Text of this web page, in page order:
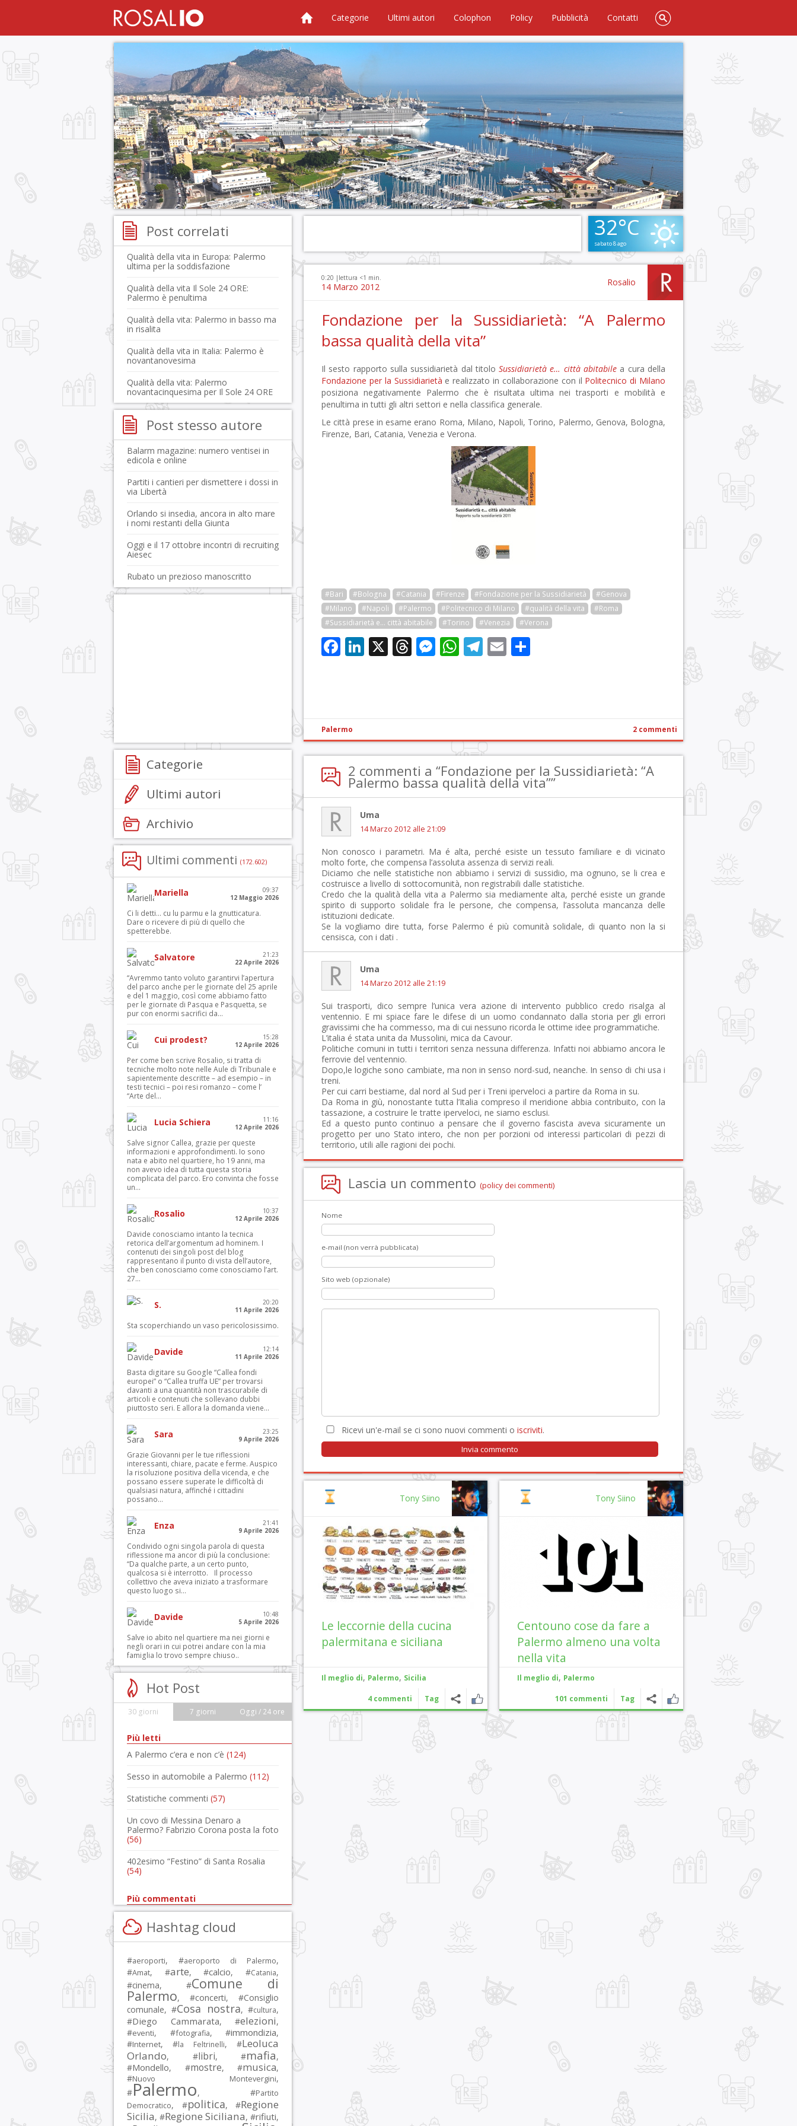
Categorie Ultimi autori Colophon Policy Pubblicità Contatti
32°C
sabato 8 ago
0:20 | lettura <1 min.
14 Marzo 2012 Rosalio
Fondazione per la Sussidiarietà: “A Palermo
bassa qualità della vita”
Il sesto rapporto sulla sussidiarietà dal titoloSussidiarietà e… città abitabile a cura della
Fondazione per la Sussidiarietà e realizzato in collaborazione con il Politecnico di Milano
posiziona negativamente Palermo che è risultata ultima nei trasporti e mobilità e
penultima in tutti gli altri settori e nella classifica generale.
Le città prese in esame erano Roma, Milano, Napoli, Torino, Palermo, Genova, Bologna,
Firenze, Bari, Catania, Venezia e Verona.
#Bari #Bologna #Catania #Firenze #Fondazione per la Sussidiarietà
#Genova
#Milano
#Napoli #Palermo #Politecnico di Milano #qualità della vita
#Roma
#Sussidiarietà e... città abitabile
#Torino #Venezia #Verona
Facebook
LinkedIn
X Threads
Messenger
WhatsApp
Telegram
Email
Palermo 2 commenti
2 commenti a “Fondazione per la Sussidiarietà: “A
Palermo bassa qualità della vita””
Uma
14 Marzo 2012 alle 21:09
Non conosco i parametri. Ma é alta, perché esiste un tessuto familiare e di vicinato
molto forte, che compensa l’assoluta assenza di servizi reali.
Diciamo che nelle statistiche non abbiamo i servizi di sussidio, ma ognuno, se li crea e
costruisce a livello di sottocomunità, non registrabili dalle statistiche.
Credo che la qualità della vita a Palermo sia mediamente alta, perché esiste un grande
spirito di supporto solidale fra le persone, che compensa, l’assoluta mancanza delle
istituzioni dedicate.
Se la vogliamo dire tutta, forse Palermo é più comunità solidale, di quanto non la si
censisca, con i dati .
Uma
14 Marzo 2012 alle 21:19
Sui trasporti, dico sempre l’unica vera azione di intervento pubblico credo risalga al
ventennio. E mi spiace fare le difese di un uomo condannato dalla storia per gli errori
gravissimi che ha commesso, ma di cui nessuno ricorda le ottime idee programmatiche.
L’italia é stata unita da Mussolini, mica da Cavour.
Politiche comuni in tutti i territori senza nessuna differenza. Infatti noi abbiamo ancora le
ferrovie del ventennio.
Dopo,le logiche sono cambiate, ma non in senso nord-sud, neanche. In senso di chi usa i
treni.
Per cui carri bestiame, dal nord al Sud per i Treni iperveloci a partire da Roma in su.
Da Roma in giù, nonostante tutta l’Italia compreso il meridione abbia contribuito, con la
tassazione, a costruire le tratte iperveloci, ne siamo esclusi.
Ed a questo punto continuo a pensare che il governo fascista aveva sicuramente un
progetto per uno Stato intero, che non per porzioni od interessi particolari di pezzi di
territorio, utili alle ragioni dei pochi.
Lascia un commento (policy dei commenti)
Nome
e-mail (non verrà pubblicata)
Sito web (opzionale)
Ricevi un'e-mail se ci sono nuovi commenti o iscriviti.
Tony Siino
Centouno cose da fare a
Palermo almeno una volta
nella vita
Il meglio di, Palermo
101 commenti Tag
Tony Siino
Le leccornie della cucina
palermitana e siciliana
Il meglio di, Palermo, Sicilia
4 commenti Tag
Post correlati
Qualità della vita in Europa: Palermo
ultima per la soddisfazione
Qualità della vita Il Sole 24 ORE:
Palermo è penultima
Qualità della vita: Palermo in basso ma
in risalita
Qualità della vita in Italia: Palermo è
novantanovesima
Qualità della vita: Palermo
novantacinquesima per Il Sole 24 ORE
Post stesso autore
Balarm magazine: numero ventisei in
edicola e online
Partiti i cantieri per dismettere i dossi in
via Libertà
Orlando si insedia, ancora in alto mare
i nomi restanti della Giunta
Oggi e il 17 ottobre incontri di recruiting
Aiesec
Rubato un prezioso manoscritto
Categorie
Ultimi autori
Archivio
Ultimi commenti (172.602)
Mariella
09:37
12 Maggio 2026
Ci li detti… cu lu parmu e la gnutticatura.
Dare o ricevere di più di quello che
spetterebbe.
Salvatore
21:23
22 Aprile 2026
“Avremmo tanto voluto garantirvi l’apertura
del parco anche per le giornate del 25 aprile
e del 1 maggio, così come abbiamo fatto
per le giornate di Pasqua e Pasquetta, se
pur con enormi sacrifici da...
Cui prodest?
15:28
12 Aprile 2026
Per come ben scrive Rosalio, si tratta di
tecniche molto note nelle Aule di Tribunale e
sapientemente descritte – ad esempio – in
testi tecnici – poi resi romanzo – come l’
“Arte del...
Lucia Schiera
11:16
12 Aprile 2026
Salve signor Callea, grazie per queste
informazioni e approfondimenti. Io sono
nata e abito nel quartiere, ho 19 anni, ma
non avevo idea di tutta questa storia
complicata del parco. Ero convinta che fosse
un...
Rosalio
10:37
12 Aprile 2026
Davide conosciamo intanto la tecnica
retorica dell’argomentum ad hominem. I
contenuti dei singoli post del blog
rappresentano il punto di vista dell’autore,
che ben conosciamo come conosciamo l’art.
27...
S.
20:20
11 Aprile 2026
Sta scoperchiando un vaso pericolosissimo.
Davide
12:14
11 Aprile 2026
Basta digitare su Google “Callea fondi
europei” o “Callea truffa UE” per trovarsi
davanti a una quantità non trascurabile di
articoli e contenuti che sollevano dubbi
piuttosto seri. E allora la domanda viene...
Sara
23:25
9 Aprile 2026
Grazie Giovanni per le tue riflessioni
interessanti, chiare, pacate e ferme. Auspico
la risoluzione positiva della vicenda, e che
possano essere superate le difficoltà di
qualsiasi natura, affinché i cittadini
possano...
Enza
21:41
9 Aprile 2026
Condivido ogni singola parola di questa
riflessione ma ancor di più la conclusione:
“Da qualche parte, a un certo punto,
qualcosa si è interrotto. Il processo
collettivo che aveva iniziato a trasformare
questo luogo si...
Davide
10:48
5 Aprile 2026
Salve io abito nel quartiere ma nei giorni e
negli orari in cui potrei andare con la mia
famiglia lo trovo sempre chiuso..
Hot Post
30 giorni 7 giorni Oggi / 24 ore
Più letti
A Palermo c’era e non c’è (124)
Sesso in automobile a Palermo (112)
Statistiche commenti (57)
Un covo di Messina Denaro a
Palermo? Fabrizio Corona posta la foto
(56)
402esimo “Festino” di Santa Rosalia
(54)
Più commentati
Hashtag cloud
#aeroporti, #aeroporto di Palermo,
#Amat, #arte, #calcio, #Catania,
#cinema, #Comune di
Palermo, #concerti, #Consiglio
comunale, #Cosa nostra, #cultura,
#Diego Cammarata, #elezioni,
#eventi, #fotografia, #immondizia,
#Internet, #la Feltrinelli, #Leoluca
Orlando, #libri, #mafia,
#Mondello, #mostre, #musica,
#Nuovo Montevergini,
#Palermo, #Partito
Democratico, #politica, #Regione
Sicilia, #Regione Siciliana, #rifiuti,